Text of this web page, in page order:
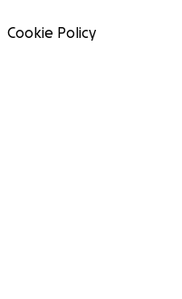
Cookie Policy